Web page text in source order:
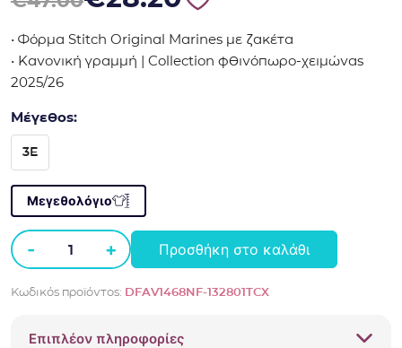
• Φόρμα Stitch Original Marines με ζακέτα
• Κανονική γραμμή | Collection φθινόπωρο-χειμώνας
2025/26
Μέγεθος:
3E
Μεγεθολόγιο
-
Φόρμα
Original
+ Προσθήκη στο καλάθι
Κωδικός προϊόντος: DFAV1468NF-132801TCX
Επιπλέον πληροφορίες